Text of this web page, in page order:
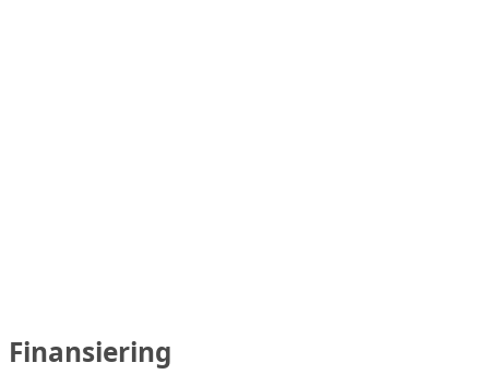
Finansiering